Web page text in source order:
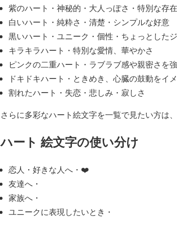
紫のハート・神秘的・大人っぽさ・特別な存在
白いハート・純粋さ・清楚・シンプルな好意
黒いハート・ユニーク・個性・ちょっとした
キラキラハート・特別な愛情、華やかさ
ピンクの二重ハート・ラブラブ感や親密さを
ドキドキハート・ときめき、心臓の鼓動をイ
割れたハート・失恋・悲しみ・寂しさ
さらに多彩なハート絵文字を一覧で見たい方は、
ハート 絵文字の使い分け
恋人・好きな人へ・❤️
友達へ・
家族へ・
ユニークに表現したいとき・